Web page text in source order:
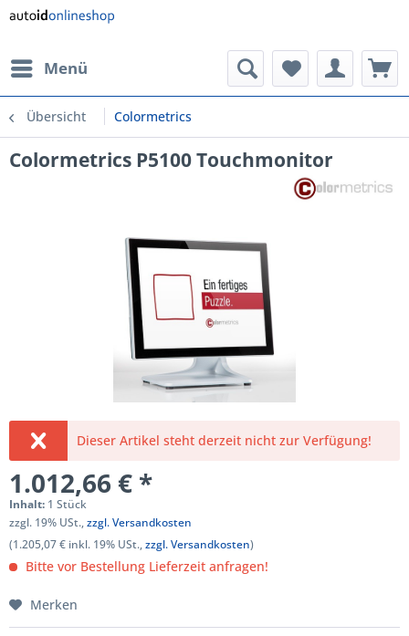
Menü
Übersicht Colormetrics
Colormetrics P5100 Touchmonitor
Dieser Artikel steht derzeit nicht zur Verfügung!
1.012,66 € *
Inhalt: 1 Stück
zzgl. 19% USt.,zzgl. Versandkosten
(1.205,07 € inkl. 19% USt.,zzgl. Versandkosten)
Bitte vor Bestellung Lieferzeit anfragen!
Merken